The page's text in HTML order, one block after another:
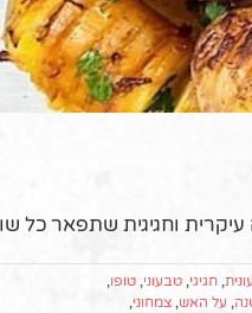
וחגיגית שתפאר כל
, חגיגי, טבעוני, טופו,
, על האש, צמחוני,